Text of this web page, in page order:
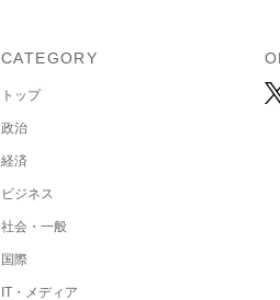
CATEGORY
トップ
政治
経済
ビジネス
社会・一般
国際
IT・メディア